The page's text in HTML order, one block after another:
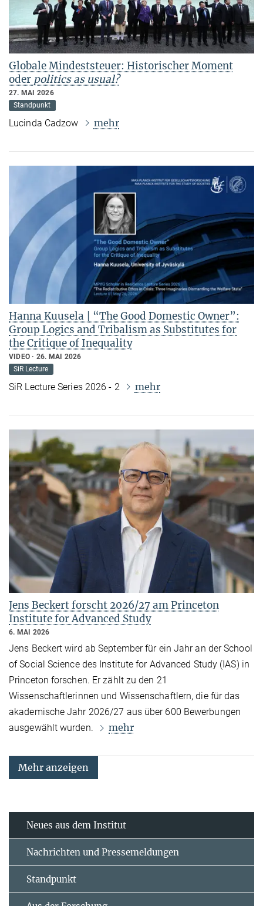
Globale Mindeststeuer: Historischer Moment
oder politics as usual?
27. MAI 2026
Standpunkt
Lucinda Cadzow mehr
Hanna Kuusela | “The Good Domestic Owner”:
Group Logics and Tribalism as Substitutes for
the Critique of Inequality
VIDEO
26. MAI 2026
SiR Lecture
SiR Lecture Series 2026 - 2 mehr
Jens Beckert forscht 2026/27 am Princeton
Institute for Advanced Study
6. MAI 2026
Jens Beckert wird ab September für ein Jahr an der School
of Social Science des Institute for Advanced Study (IAS) in
Princeton forschen. Er zählt zu den 21
Wissenschaftlerinnen und Wissenschaftlern, die für das
akademische Jahr 2026/27 aus über 600 Bewerbungen
ausgewählt wurden.
mehr
Mehr anzeigen
Neues aus dem Institut
Nachrichten und Pressemeldungen
Standpunkt